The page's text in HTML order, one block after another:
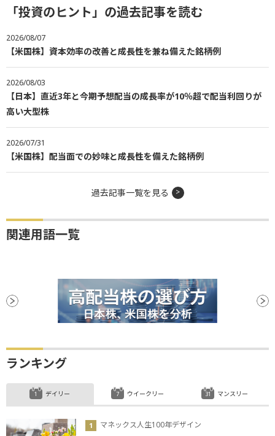
「投資のヒント」の過去記事を読む
2026/08/07
【米国株】資本効率の改善と成長性を兼ね備えた銘柄例
2026/08/03
【日本】直近3年と今期予想配当の成長率が10％超で配当利回りが
高い大型株
2026/07/31
【米国株】配当面での妙味と成長性を備えた銘柄例
過去記事一覧を見る
関連用語一覧
ランキング
デイリー
マネックス人生100年デザイン
ウイークリー マンスリー